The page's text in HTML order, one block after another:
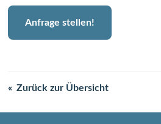
Anfrage stellen!
Zurück zur Übersicht